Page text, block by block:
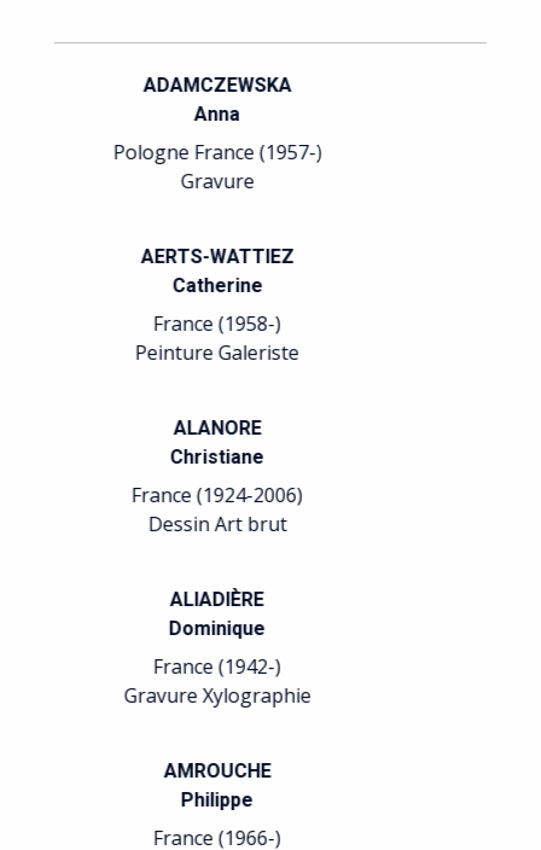
AUSSEDAT
France (1956-)
Lithographie
BADAIRE
Jean-Gilles
France (1951-)
Peinture
BALLEREAU
France (1957-)
Peinture
BALTAZAR
Julius
France (1949-)
Arts plastiques
BARREAU
France (1955-)